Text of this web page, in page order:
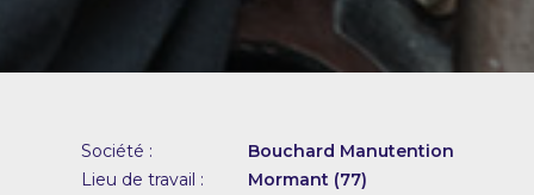
Société :
Bouchard Manutention
Lieu de travail :
Mormant (77)